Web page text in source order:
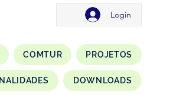
COMTUR PROJETOS
DOWNLOADS
Login